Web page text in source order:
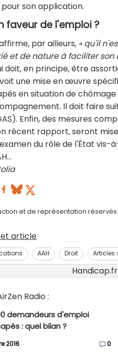
son application.
faveur de l'emploi ?
par ailleurs, « qu'il
et de nature à faciliter son
doit, en principe, être
une mise en œuvre
en situation de
Il doit faire
Enfin, des mesures
récent rapport, seront
du rôle de l'État vis-
et de représentation
article
AAH Droit Articles
Radio :
demandeurs d'emploi
: quel bilan ?
2016 0